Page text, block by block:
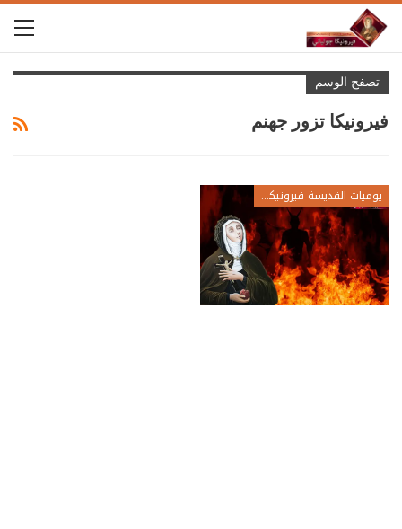
تصفح الوسم
فيرونيكا تزور جهنم
يوميات القديسة فيرونيكا جولياني